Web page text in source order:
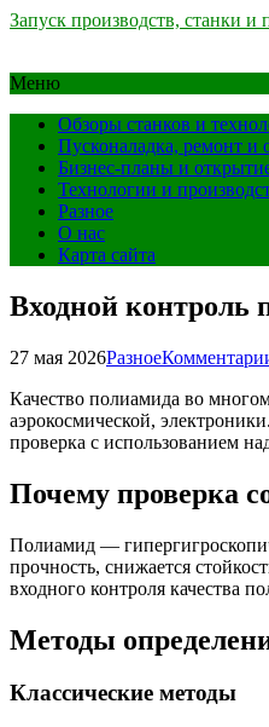
Запуск производств, станки
Меню
Обзоры станков и
Пусконаладка, ремонт и
Бизнес-планы и
Технологии и
Разное
О нас
Карта сайта
Входной контроль
27 мая 2026Разное
Качество полиамида во
аэрокосмической,
проверка с использованием
Почему проверка
Полиамид —
прочность, снижается
входного контроля качества
Методы
Классические методы